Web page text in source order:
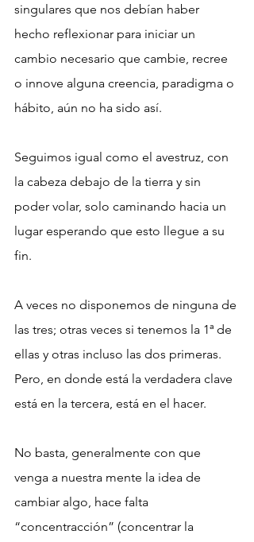
singulares que nos debían haber
hecho reflexionar para iniciar un
cambio necesario que cambie, recree
o innove alguna creencia, paradigma o
hábito, aún no ha sido así.
Seguimos igual como el avestruz, con
la cabeza debajo de la tierra y sin
poder volar, solo caminando hacia un
lugar esperando que esto llegue a su
fin.
A veces no disponemos de ninguna de
las tres; otras veces si tenemos la 1ª de
ellas y otras incluso las dos primeras.
Pero, en donde está la verdadera clave
está en la tercera, está en el hacer.
No basta, generalmente con que
venga a nuestra mente la idea de
cambiar algo, hace falta
“concentracción” (concentrar la